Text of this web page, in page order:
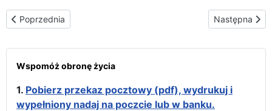
Poprzednia strona: Wizyta Ikony Częstochowskiej w Argentynie
Poprzednia Następna
Następna
Wspomóż obronę życia
1. Pobierz przekaz pocztowy (pdf), wydrukuj i
wypełniony nadaj na poczcie lub w banku.